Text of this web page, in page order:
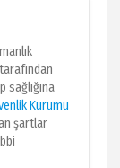
sağlığına
Kurumu
şartlar